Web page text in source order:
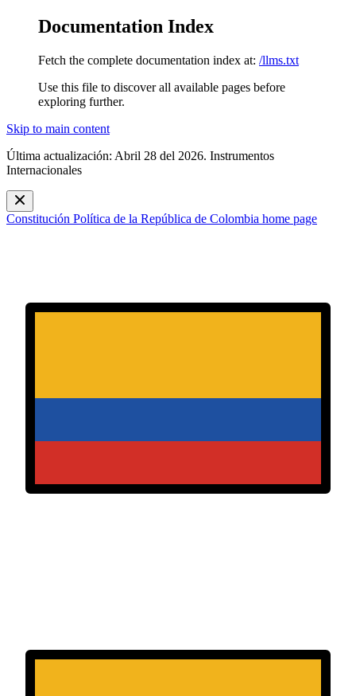
Documentation Index
Fetch the complete documentation index at: /llms.txt
Use this file to discover all available pages before
exploring further.
Skip to main content
Última actualización: Abril 28 del 2026. Instrumentos
Internacionales
Constitución Política de la República de Colombia home page